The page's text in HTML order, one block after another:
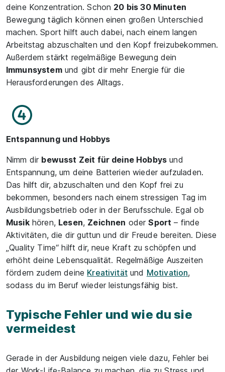
deine Konzentration. Schon 20 bis 30 Minuten
Bewegung täglich können einen großen Unterschied
machen. Sport hilft auch dabei, nach einem langen
Arbeitstag abzuschalten und den Kopf freizubekommen.
Außerdem stärkt regelmäßige Bewegung dein
Immunsystemund gibt dir mehr Energie für die
Herausforderungen des Alltags.
Entspannung und Hobbys
Nimm dir bewusst Zeit für deine Hobbys und
Entspannung, um deine Batterien wieder aufzuladen.
Das hilft dir, abzuschalten und den Kopf frei zu
bekommen, besonders nach einem stressigen Tag im
Ausbildungsbetrieb oder in der Berufsschule. Egal ob
Musikhören, Lesen, Zeichnen oderSport – finde
Aktivitäten, die dir guttun und dir Freude bereiten. Diese
„Quality Time“ hilft dir, neue Kraft zu schöpfen und
erhöht deine Lebensqualität. Regelmäßige Auszeiten
fördern zudem deine Kreativitätund Motivation,
sodass du im Beruf wieder leistungsfähig bist.
Typische Fehler und wie du sie
vermeidest
Gerade in der Ausbildung neigen viele dazu, Fehler bei